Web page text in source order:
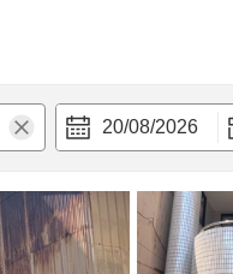
20/08/2026
nghi